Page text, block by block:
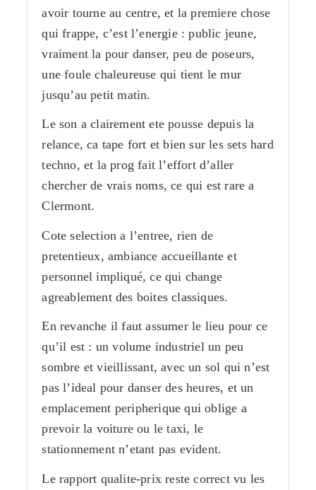
avoir tourne au centre, et la premiere chose
qui frappe, c’est l’energie : public jeune,
vraiment la pour danser, peu de poseurs,
une foule chaleureuse qui tient le mur
jusqu’au petit matin.
Le son a clairement ete pousse depuis la
relance, ca tape fort et bien sur les sets hard
techno, et la prog fait l’effort d’aller
chercher de vrais noms, ce qui est rare a
Clermont.
Cote selection a l’entree, rien de
pretentieux, ambiance accueillante et
personnel impliqué, ce qui change
agreablement des boites classiques.
En revanche il faut assumer le lieu pour ce
qu’il est : un volume industriel un peu
sombre et vieillissant, avec un sol qui n’est
pas l’ideal pour danser des heures, et un
emplacement peripherique qui oblige a
prevoir la voiture ou le taxi, le
stationnement n’etant pas evident.
Le rapport qualite-prix reste correct vu les